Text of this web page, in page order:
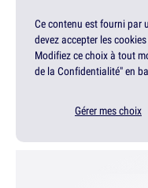
Ce contenu est fourni par
devez accepter les
Modifiez ce choix à tout
de la Confidentialité" en
Gérer mes choix